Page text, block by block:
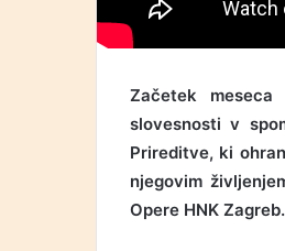
Začetek
slovesnosti v
Prireditve, ki
njegovim
Opere HNK